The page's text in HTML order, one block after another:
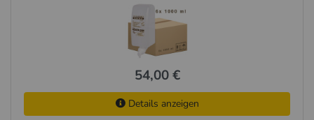
54,00 €
Details anzeigen